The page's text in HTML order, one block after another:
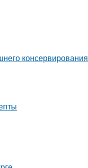
консервирования